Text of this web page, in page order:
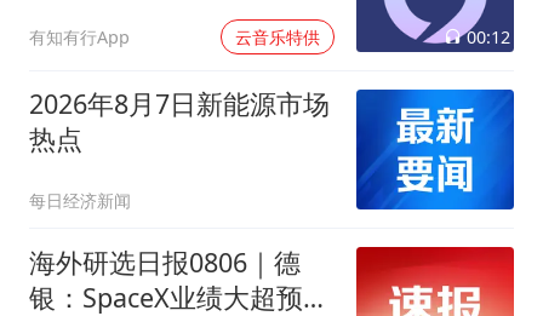
有知有行App 云音乐特供 00:12
2026年8月7日新能源市场
热点
每日经济新闻
海外研选日报0806｜德
银：SpaceX业绩大超预期